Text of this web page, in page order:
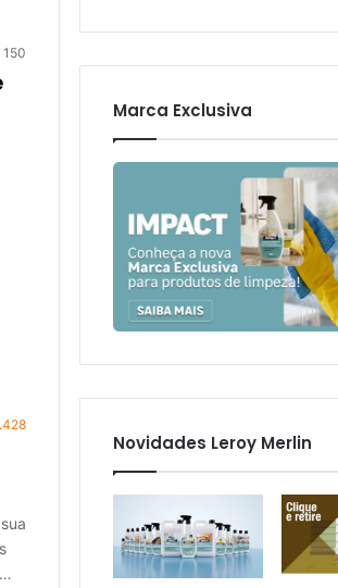
150
Marca Exclusiva
Novidades Leroy Merlin